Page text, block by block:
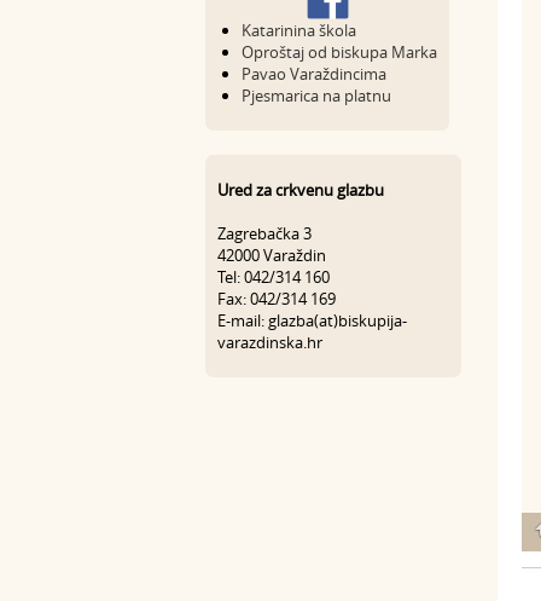
Katarinina škola
Oproštaj od biskupa Marka
Pavao Varaždincima
Pjesmarica na platnu
Ured za crkvenu glazbu
Zagrebačka 3
42000 Varaždin
Tel: 042/314 160
Fax: 042/314 169
E-mail: glazba(at)biskupija-
varazdinska.hr